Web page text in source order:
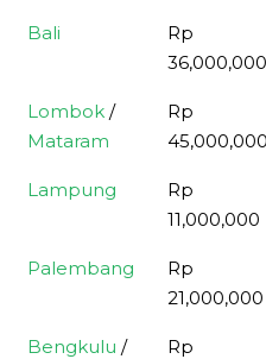
Bali
Rp
36,000,000
Lombok /
Mataram
Rp
45,000,000
Lampung
Rp
11,000,000
Palembang
Rp
21,000,000
Bengkulu /
Rp